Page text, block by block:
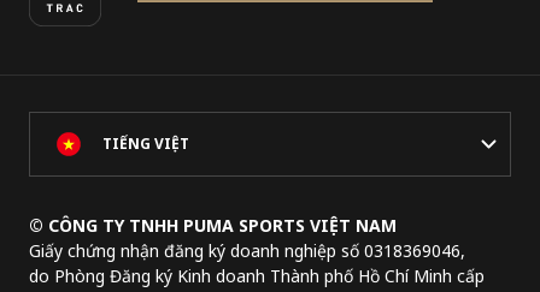
TIẾNG VIỆT
© CÔNG TY TNHH PUMA SPORTS VIỆT NAM
Giấy chứng nhận đăng ký doanh nghiệp số 0318369046,
do Phòng Đăng ký Kinh doanh Thành phố Hồ Chí Minh cấp